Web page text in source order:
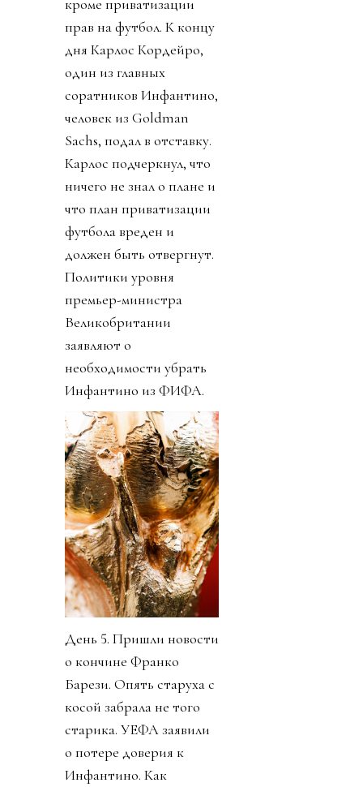
кроме приватизации
прав на футбол. К концу
дня Карлос Кордейро,
один из главных
соратников Инфантино,
человек из Goldman
Sachs, подал в отставку.
Карлос подчеркнул, что
ничего не знал о плане и
что план приватизации
футбола вреден и
должен быть отвергнут.
Политики уровня
премьер-министра
Великобритании
заявляют о
необходимости убрать
Инфантино из ФИФА.
День 5. Пришли новости
о кончине Франко
Барези. Опять старуха с
косой забрала не того
старика. УЕФА заявили
о потере доверия к
Инфантино. Как